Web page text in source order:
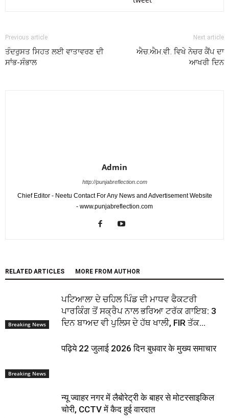
Previous article
ਤੰਦਰੁਸਤ ਸਿਹਤ ਲਈ ਵਾਤਾਵਰਣ ਦੀ
ਸਾਂਭ-ਸੰਭਾਲ
Next article
ਐਚ.ਐਮ.ਵੀ. ਵਿਖੇ ਨੇਚਰ ਕੈਂਪ ਦਾ
ਆਖਰੀ ਦਿਨ
Admin
http://punjabreflection.com
Chief Editor - Neetu Contact For Any News and Advertisement Website
- www.punjabreflection.com
RELATED ARTICLES MORE FROM AUTHOR
Breaking News
ਪਟਿਆਲਾ ਦੇ ਚਹਿਲ ਪਿੰਡ ਦੀ ਮਾਧਵ ਫੈਕਟਰੀ
ਪਾਰਕਿੰਗ ਤੋਂ ਸਕ੍ਰੈਪ ਨਾਲ ਭਰਿਆ ਟਰੱਕ ਗਾਇਬ: 3
ਦਿਨ ਬਾਅਦ ਵੀ ਪੁਲਿਸ ਦੇ ਹੱਥ ਖਾਲੀ, FIR ਤੱਕ...
Breaking News
पढ़िये 22 जुलाई 2026 दिन बुधवार के मुख्य समाचार
न्यू ज्वाहर नगर में लैबोरेट्री के बाहर से मोटरसाइकिल
चोरी, CCTV में कैद हुई वारदात